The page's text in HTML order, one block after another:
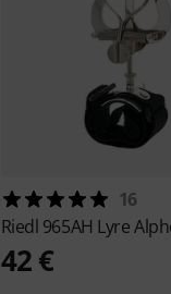
16
Riedl 965AH Lyre
42 €